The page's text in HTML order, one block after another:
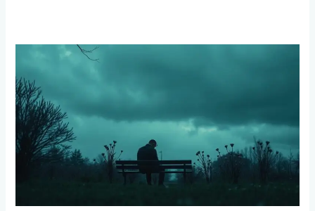
Depresión:
Señales
Silenciosas
que
No
Debes